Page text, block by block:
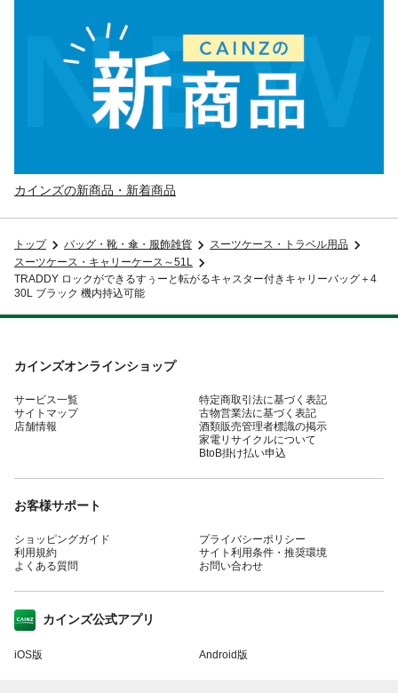
カインズの新商品・新着商品
トップ バッグ・靴・傘・服飾雑貨
スーツケース・トラベル用品
スーツケース・キャリーケース～51L
TRADDY ロックができるすぅーと転がるキャスター付きキャリーバッグ＋4
30L ブラック 機内持込可能
カインズオンラインショップ
サービス一覧
サイトマップ
店舗情報
特定商取引法に基づく表記
古物営業法に基づく表記
酒類販売管理者標識の掲示
家電リサイクルについて
BtoB掛け払い申込
お客様サポート
ショッピングガイド
利用規約
よくある質問
プライバシーポリシー
サイト利用条件・推奨環境
お問い合わせ
カインズ公式アプリ
iOS版 Android版